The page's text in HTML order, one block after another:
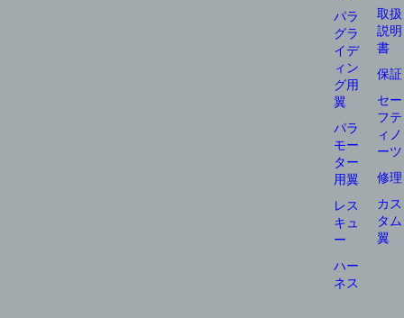
パラ
グラ
イデ
ィン
グ用
翼
パラ
モー
ター
用翼
レス
キュ
ー
ハー
ネス
取扱
説明
書
保証
セー
フテ
ィノ
ーツ
修理
カス
タム
翼